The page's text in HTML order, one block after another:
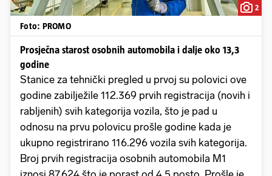
2
Foto: PROMO
Prosječna starost osobnih automobila i dalje oko 13,3
godine
Stanice za tehnički pregled u prvoj su polovici ove
godine zabilježile 112.369 prvih registracija (novih i
rabljenih) svih kategorija vozila, što je pad u
odnosu na prvu polovicu prošle godine kada je
ukupno registrirano 116.296 vozila svih kategorija.
Broj prvih registracija osobnih automobila M1